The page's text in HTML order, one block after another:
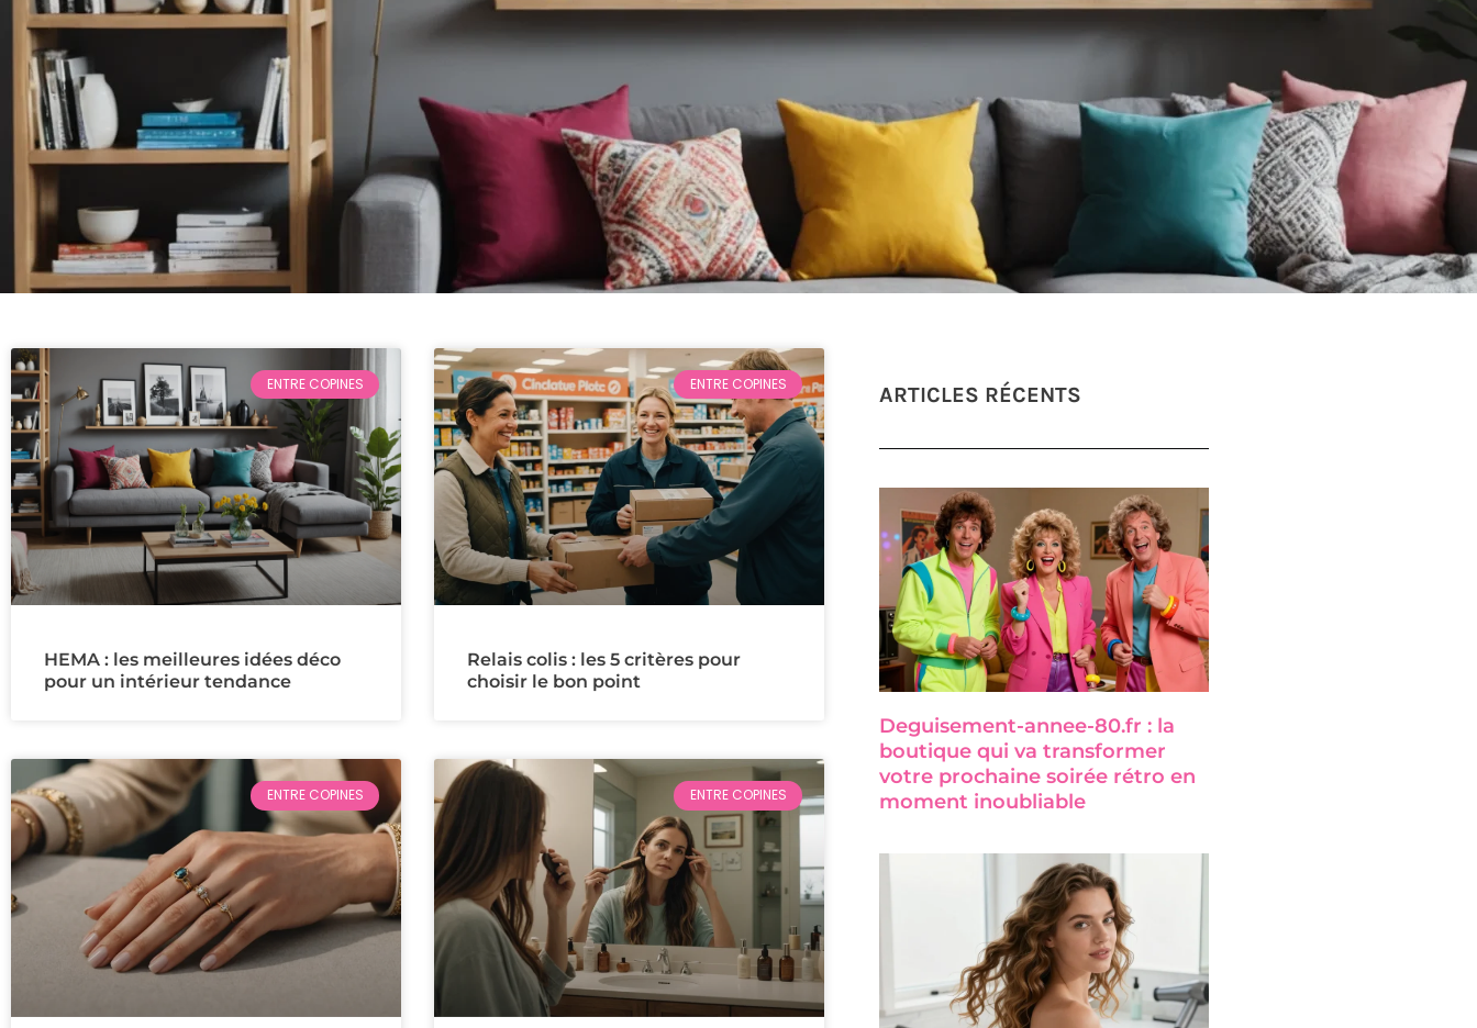
ENTRE COPINES
HEMA : les meilleures idées déco
pour un intérieur tendance
ENTRE COPINES
Relais colis : les 5 critères pour
choisir le bon point
ENTRE COPINES ENTRE COPINES
ARTICLES RÉCENTS
Deguisement-annee-80.fr : la
boutique qui va transformer
votre prochaine soirée rétro en
moment inoubliable